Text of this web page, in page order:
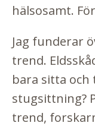
hälsosamt.
Jag funderar
trend.
bara sitta och
stugsittning?
trend,